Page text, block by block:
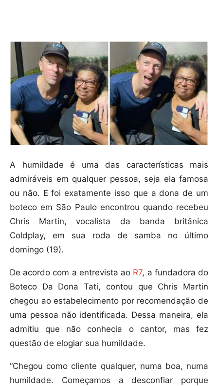
A humildade é uma das características mais
admiráveis em qualquer pessoa, seja ela famosa
ou não. E foi exatamente isso que a dona de um
boteco em São Paulo encontrou quando recebeu
Chris Martin, vocalista da banda britânica
Coldplay, em sua roda de samba no último
domingo (19).
De acordo com a entrevista ao R7, a fundadora do
Boteco Da Dona Tati, contou que Chris Martin
chegou ao estabelecimento por recomendação de
uma pessoa não identificada. Dessa maneira, ela
admitiu que não conhecia o cantor, mas fez
questão de elogiar sua humildade.
“Chegou como cliente qualquer, numa boa, numa
humildade. Começamos a desconfiar porque